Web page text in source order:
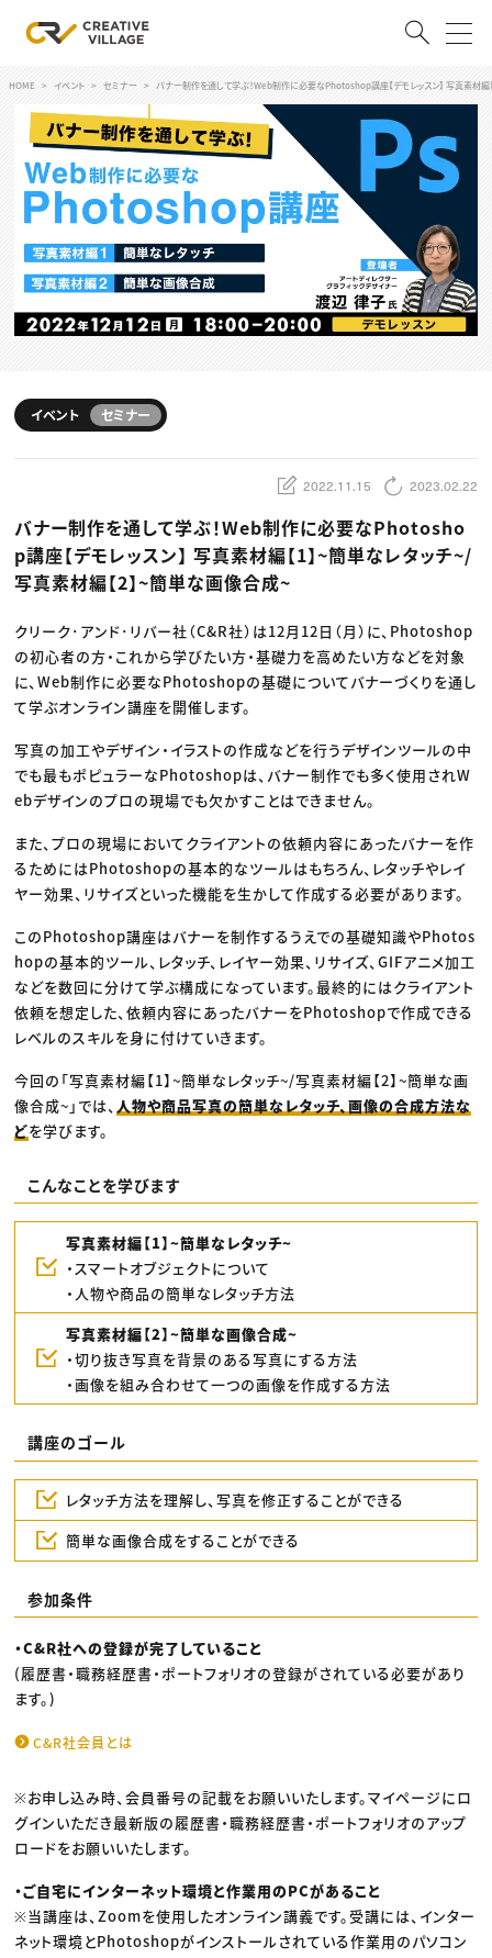
ログイン 会員登録
RECRUIT
クリエイター求人を探す
特集求人
採用説明会
スキルアップしたい！
デザイン
編集・ライティング
マーケティング
ディレクション
業界解説・キャリア事情
お役立ち基礎知識
TOP Creator’s コラム
Webクリエイター
アプリクリエイター
ゲームクリエイター
映像クリエイター
マーケッター
C＆R Magazine
セミナー
ニュース・トレンド
Web
映像
ゲーム・エンタメ
広告
出版
CREATIVE VILLAGEからのお知らせ
プロフェッショナル×つながる×メディア
HOME イベント セミナー バナー制作を通して学ぶ！Web制作に必要なPhotoshop講座【デモレッスン】 写真素材
イベント セミナー
2022.11.15 2023.02.22
バナー制作を通して学ぶ！Web制作に必要なPhotosho
p講座【デモレッスン】 写真素材編【1】~簡単なレタッチ~/
写真素材編【2】~簡単な画像合成~
クリーク･アンド･リバー社（C&R社）は12月12日（月）に、Photoshop
の初心者の方・これから学びたい方・基礎力を高めたい方などを対象
に、Web制作に必要なPhotoshopの基礎についてバナーづくりを通し
て学ぶオンライン講座を開催します。
写真の加工やデザイン・イラストの作成などを行うデザインツールの中
でも最もポピュラーなPhotoshopは、バナー制作でも多く使用されW
ebデザインのプロの現場でも欠かすことはできません。
また、プロの現場においてクライアントの依頼内容にあったバナーを作
るためにはPhotoshopの基本的なツールはもちろん、レタッチやレイ
ヤー効果、リサイズといった機能を生かして作成する必要があります。
このPhotoshop講座はバナーを制作するうえでの基礎知識やPhotos
hopの基本的ツール、レタッチ、レイヤー効果、リサイズ、GIFアニメ加工
などを数回に分けて学ぶ構成になっています。最終的にはクライアント
依頼を想定した、依頼内容にあったバナーをPhotoshopで作成できる
レベルのスキルを身に付けていきます。
今回の「写真素材編【1】~簡単なレタッチ~/写真素材編【2】~簡単な画
像合成~」では、 人物や商品写真の簡単なレタッチ、画像の合成方法な
どを学びます。
こんなことを学びます
写真素材編【1】~簡単なレタッチ~
・スマートオブジェクトについて
・人物や商品の簡単なレタッチ方法
写真素材編【2】~簡単な画像合成~
・切り抜き写真を背景のある写真にする方法
・画像を組み合わせて一つの画像を作成する方法
講座のゴール
レタッチ方法を理解し、写真を修正することができる
簡単な画像合成をすることができる
参加条件
・C&R社への登録が完了していること
(履歴書・職務経歴書・ポートフォリオの登録がされている必要があり
ます。)
C&R社会員とは
※お申し込み時、会員番号の記載をお願いいたします。マイページにロ
グインいただき最新版の履歴書・職務経歴書・ポートフォリオのアップ
ロードをお願いいたします。
・ご自宅にインターネット環境と作業用のPCがあること
※当講座は、Zoomを使用したオンライン講義です。受講には、インター
ネット環境とPhotoshopがインストールされている作業用のパソコン